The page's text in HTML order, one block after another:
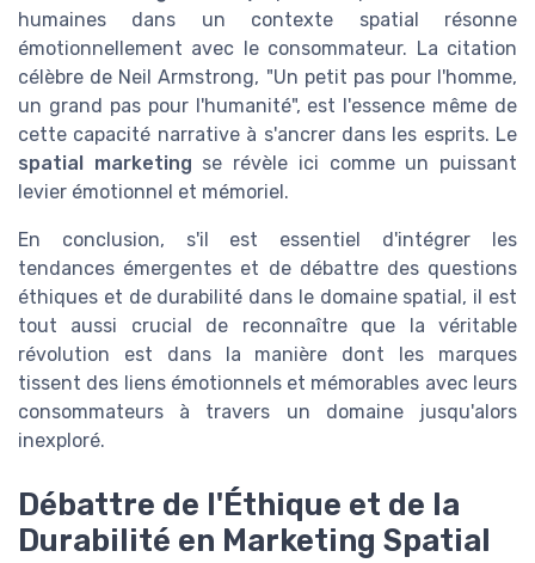
humaines dans un contexte spatial résonne
émotionnellement avec le consommateur. La citation
célèbre de Neil Armstrong, "Un petit pas pour l'homme,
un grand pas pour l'humanité", est l'essence même de
cette capacité narrative à s'ancrer dans les esprits. Le
spatial marketing se révèle ici comme un puissant
levier émotionnel et mémoriel.
En conclusion, s'il est essentiel d'intégrer les
tendances émergentes et de débattre des questions
éthiques et de durabilité dans le domaine spatial, il est
tout aussi crucial de reconnaître que la véritable
révolution est dans la manière dont les marques
tissent des liens émotionnels et mémorables avec leurs
consommateurs à travers un domaine jusqu'alors
inexploré.
Débattre de l'Éthique et de la
Durabilité en Marketing Spatial